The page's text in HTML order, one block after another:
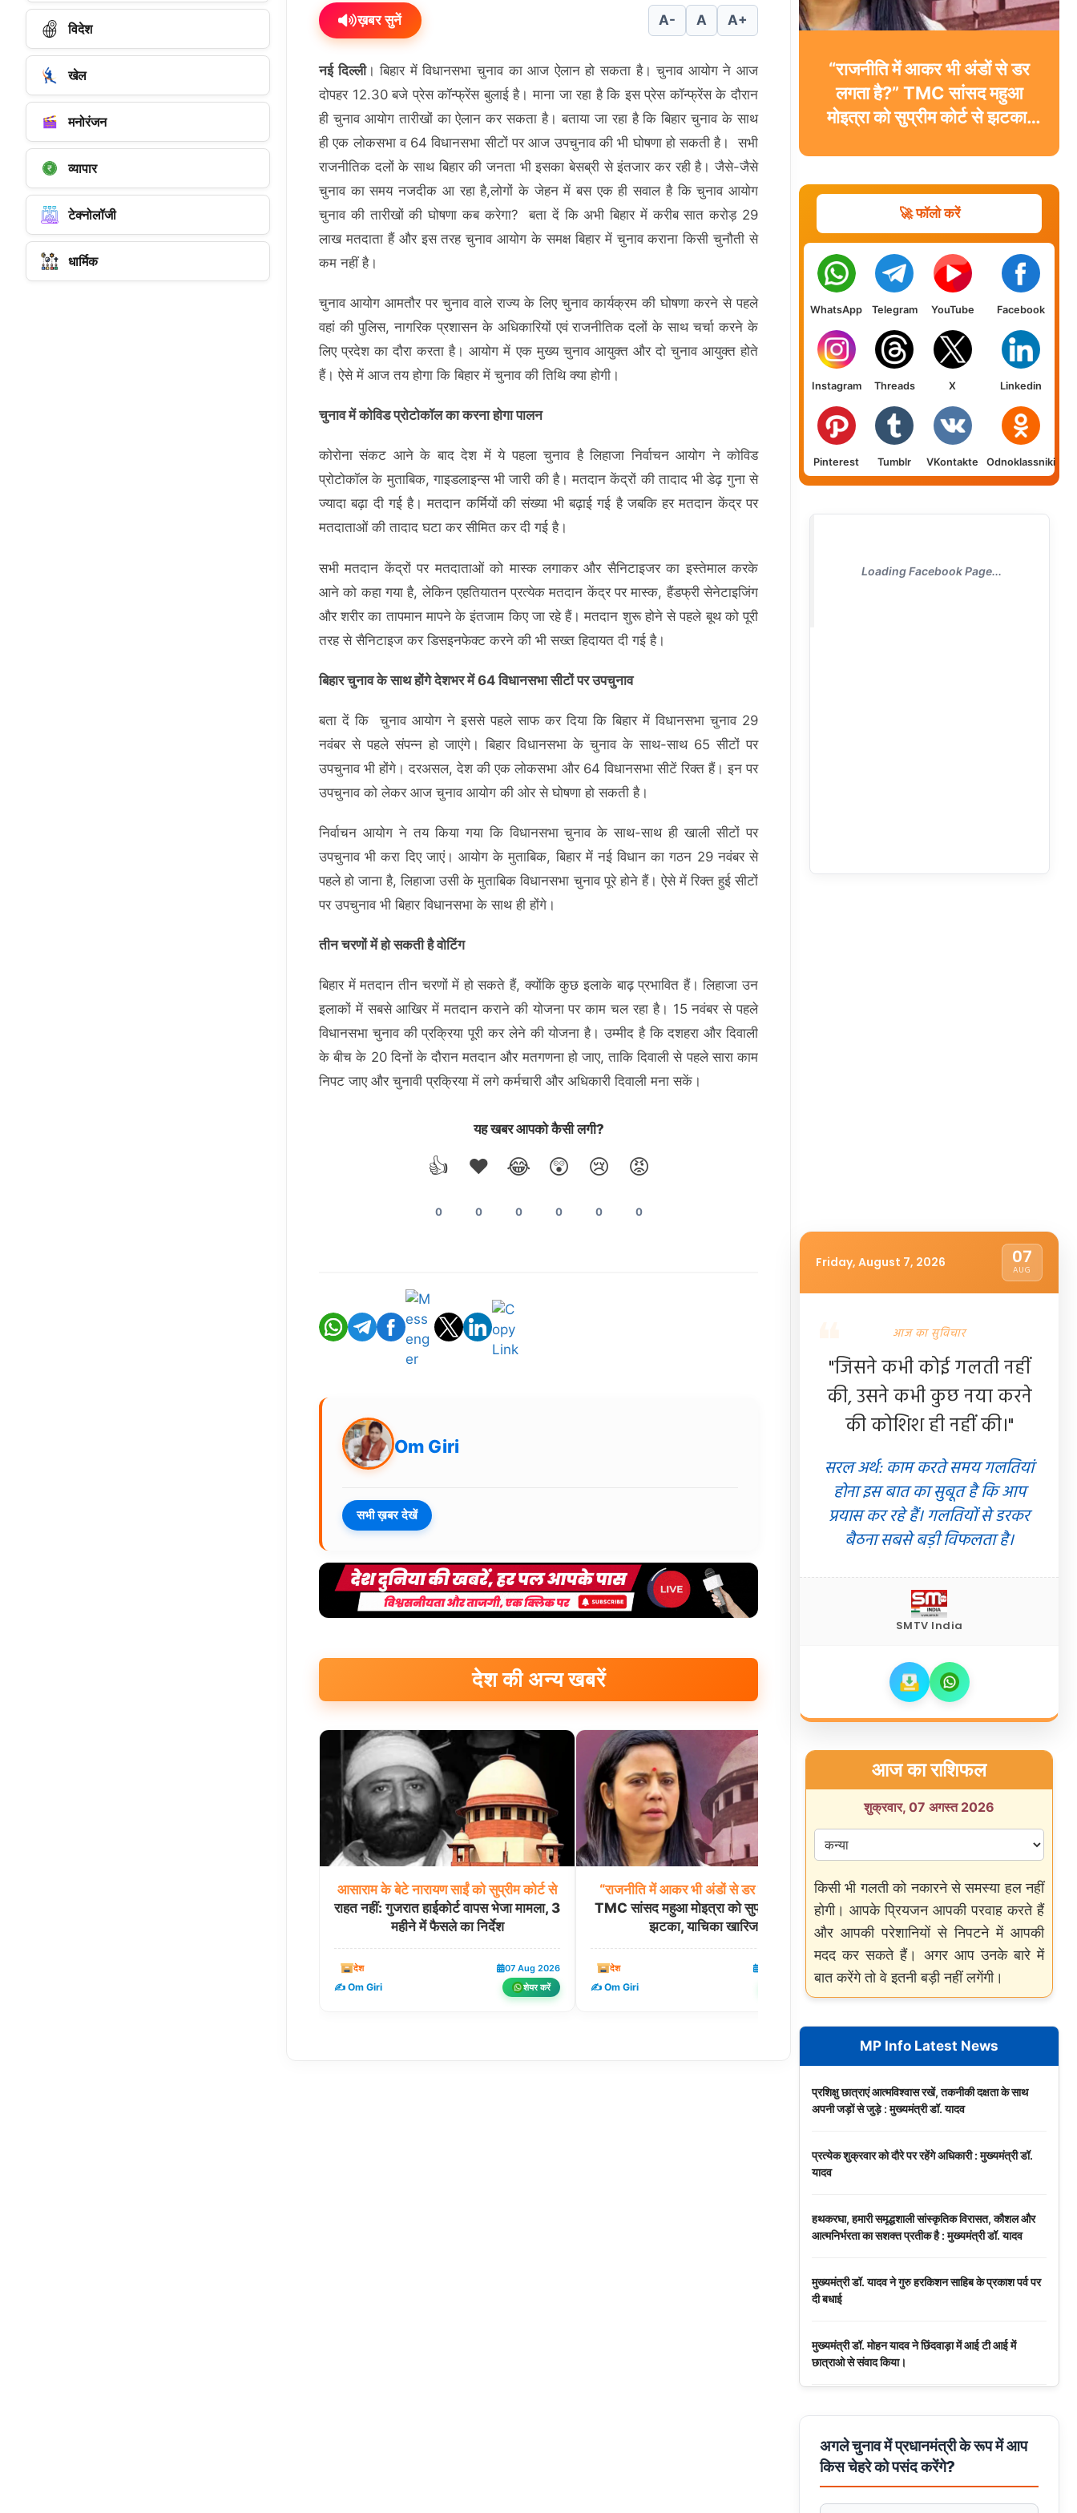
ख़बर सुनें A- A A+
नई दिल्ली। बिहार में विधानसभा चुनाव का आज ऐलान हो सकता है। चुनाव आयोग ने आज
दोपहर 12.30 बजे प्रेस कॉन्फ्रेंस बुलाई है। माना जा रहा है कि इस प्रेस कॉन्फ्रेंस के दौरान
ही चुनाव आयोग तारीखों का ऐलान कर सकता है। बताया जा रहा है कि बिहार चुनाव के साथ
ही एक लोकसभा व 64 विधानसभा सीटों पर आज उपचुनाव की भी घोषणा हो सकती है। सभी
राजनीतिक दलों के साथ बिहार की जनता भी इसका बेसब्री से इंतजार कर रही है। जैसे-जैसे
चुनाव का समय नजदीक आ रहा है,लोगों के जेहन में बस एक ही सवाल है कि चुनाव आयोग
चुनाव की तारीखों की घोषणा कब करेगा? बता दें कि अभी बिहार में करीब सात करोड़ 29
लाख मतदाता हैं और इस तरह चुनाव आयोग के समक्ष बिहार में चुनाव कराना किसी चुनौती से
कम नहीं है।
चुनाव आयोग आमतौर पर चुनाव वाले राज्य के लिए चुनाव कार्यक्रम की घोषणा करने से पहले
वहां की पुलिस, नागरिक प्रशासन के अधिकारियों एवं राजनीतिक दलों के साथ चर्चा करने के
लिए प्रदेश का दौरा करता है। आयोग में एक मुख्य चुनाव आयुक्त और दो चुनाव आयुक्त होते
हैं। ऐसे में आज तय होगा कि बिहार में चुनाव की तिथि क्या होगी।
चुनाव में कोविड प्रोटोकॉल का करना होगा पालन
कोरोना संकट आने के बाद देश में ये पहला चुनाव है लिहाजा निर्वाचन आयोग ने कोविड
प्रोटोकॉल के मुताबिक, गाइडलाइन्स भी जारी की है। मतदान केंद्रों की तादाद भी डेढ़ गुना से
ज्यादा बढ़ा दी गई है। मतदान कर्मियों की संख्या भी बढ़ाई गई है जबकि हर मतदान केंद्र पर
मतदाताओं की तादाद घटा कर सीमित कर दी गई है।
सभी मतदान केंद्रों पर मतदाताओं को मास्क लगाकर और सैनिटाइजर का इस्तेमाल करके
आने को कहा गया है, लेकिन एहतियातन प्रत्येक मतदान केंद्र पर मास्क, हैंडफ्री सेनेटाइजिंग
और शरीर का तापमान मापने के इंतजाम किए जा रहे हैं। मतदान शुरू होने से पहले बूथ को पूरी
तरह से सैनिटाइज कर डिसइनफेक्ट करने की भी सख्त हिदायत दी गई है।
बिहार चुनाव के साथ होंगे देशभर में 64 विधानसभा सीटों पर उपचुनाव
बता दें कि चुनाव आयोग ने इससे पहले साफ कर दिया कि बिहार में विधानसभा चुनाव 29
नवंबर से पहले संपन्न हो जाएंगे। बिहार विधानसभा के चुनाव के साथ-साथ 65 सीटों पर
उपचुनाव भी होंगे। दरअसल, देश की एक लोकसभा और 64 विधानसभा सीटें रिक्त हैं। इन पर
उपचुनाव को लेकर आज चुनाव आयोग की ओर से घोषणा हो सकती है।
निर्वाचन आयोग ने तय किया गया कि विधानसभा चुनाव के साथ-साथ ही खाली सीटों पर
उपचुनाव भी करा दिए जाएं। आयोग के मुताबिक, बिहार में नई विधान का गठन 29 नवंबर से
पहले हो जाना है, लिहाजा उसी के मुताबिक विधानसभा चुनाव पूरे होने हैं। ऐसे में रिक्त हुई सीटों
पर उपचुनाव भी बिहार विधानसभा के साथ ही होंगे।
तीन चरणों में हो सकती है वोटिंग
बिहार में मतदान तीन चरणों में हो सकते हैं, क्योंकि कुछ इलाके बाढ़ प्रभावित हैं। लिहाजा उन
इलाकों में सबसे आखिर में मतदान कराने की योजना पर काम चल रहा है। 15 नवंबर से पहले
विधानसभा चुनाव की प्रक्रिया पूरी कर लेने की योजना है। उम्मीद है कि दशहरा और दिवाली
के बीच के 20 दिनों के दौरान मतदान और मतगणना हो जाए, ताकि दिवाली से पहले सारा काम
निपट जाए और चुनावी प्रक्रिया में लगे कर्मचारी और अधिकारी दिवाली मना सकें।
यह खबर आपको कैसी लगी?
👍
0
❤️
0
😂
0
😲
0
😢
0
😡
0
Om Giri
सभी ख़बर देखें
देश की अन्य खबरें
आसाराम के बेटे नारायण साईं को सुप्रीम कोर्ट से
राहत नहीं: गुजरात हाईकोर्ट वापस भेजा मामला, 3
महीने में फैसले का निर्देश
देश 07 Aug 2026
✍️ Om Giri शेयर करें
“राजनीति में आकर भी अंडों से डर लगता
TMC सांसद महुआ मोइत्रा को सुप्रीम कोर्ट से
झटका, याचिका खारिज
देश
✍️ Om Giri शेयर करें
NEET 2026 धांधली: परीक्षा से 3 दिन
लीक हुएथे पेपर! CBI चार्जशीट में NTA विषय
विशेषज्ञों और सीकर कनेक्शन का खुलासा
देश
✍️ Om Giri शेयर करें
विदेश
खेल
मनोरंजन
व्यापार
टेक्नोलॉजी
धार्मिक
“राजनीति में आकर भी अंडों से डर
लगता है?” TMC सांसद महुआ
मोइत्रा को सुप्रीम कोर्ट से झटका,
🚀 फॉलो करें
WhatsApp Telegram YouTube Facebook
Instagram Threads X Linkedin
Pinterest Tumblr VKontakte Odnoklassniki
Loading Facebook Page...
Friday, August 7, 2026 07
AUG
आज का सुविचार
"जिसने कभी कोई गलती नहीं
की, उसने कभी कुछ नया करने
की कोशिश ही नहीं की।"
सरल अर्थ: काम करते समय गलतियां
होना इस बात का सुबूत है कि आप
प्रयास कर रहे हैं। गलतियों से डरकर
बैठना सबसे बड़ी विफलता है।
SMTV India
आज का राशिफल
शुक्रवार, 07 अगस्त 2026
किसी भी गलती को नकारने से समस्या हल नहीं
होगी। आपके प्रियजन आपकी परवाह करते हैं
और आपकी परेशानियों से निपटने में आपकी
मदद कर सकते हैं। अगर आप उनके बारे में
बात करेंगे तो वे इतनी बड़ी नहीं लगेंगी।
MP Info Latest News
प्रशिक्षु छात्राएं आत्मविश्वास रखें, तकनीकी दक्षता के साथ
अपनी जड़ों से जुड़े : मुख्यमंत्री डॉ. यादव
प्रत्येक शुक्रवार को दौरे पर रहेंगे अधिकारी : मुख्यमंत्री डॉ.
यादव
हथकरघा, हमारी समृद्धशाली सांस्कृतिक विरासत, कौशल और
आत्मनिर्भरता का सशक्त प्रतीक है : मुख्यमंत्री डॉ. यादव
मुख्यमंत्री डॉ. यादव ने गुरु हरकिशन साहिब के प्रकाश पर्व पर
दी बधाई
मुख्यमंत्री डॉ. मोहन यादव ने छिंदवाड़ा में आई टी आई में
छात्राओ से संवाद किया।
मुख्यमंत्री डॉ. यादव ने बाबूलाल जैन की पुण्यतिथि पर किया
नमन
अगले चुनाव में प्रधानमंत्री के रूप में आप
किस चेहरे को पसंद करेंगे?